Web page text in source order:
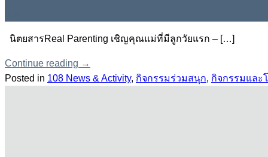
นิตยสารReal Parenting เชิญคุณแม่ที่มีลูกวัยแรก – […]
Continue reading →
Posted in 108 News & Activity, กิจกรรมร่วมสนุก, กิจกรรมและ